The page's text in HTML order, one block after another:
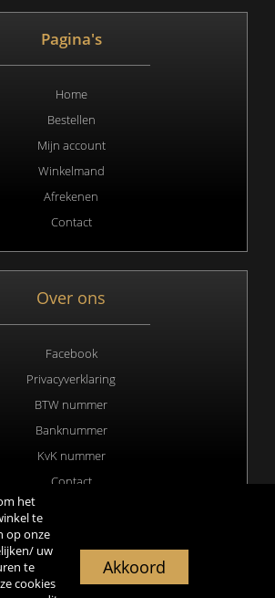
Pagina's
Home
Bestellen
Mijn account
Winkelmand
Afrekenen
Contact
Over ons
Facebook
Privacyverklaring
BTW nummer
Banknummer
KvK nummer
Contact
rights Reserved. Webdesign & hosting by
Duisters Media
het
te
op onze
uw
te
cookies
Akkoord